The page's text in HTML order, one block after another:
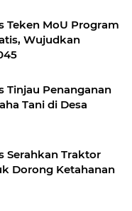
Teken MoU Program
Wujudkan
Tinjau Penanganan
Tani di Desa
Serahkan Traktor
Dorong Ketahanan